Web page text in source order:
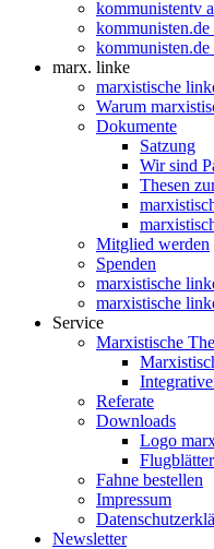
kommunistentv
marx. linke
marxistische
Warum
Dokumente
Satzung
Wir sind
Thesen
Mitglied werden
Spenden
marxistische
marxistische
Service
Marxistische
Referate
Downloads
Logo
Fahne bestellen
Impressum
Newsletter